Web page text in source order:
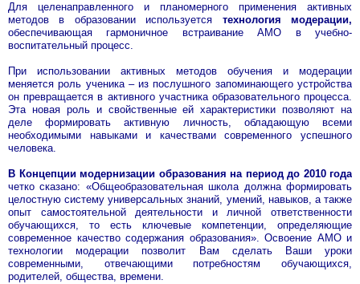
Для целенаправленного и планомерного применения активных
методов в образовании используется технология модерации,
обеспечивающая гармоничное встраивание АМО в учебно-
воспитательный процесс.
При использовании активных методов обучения и модерации
меняется роль ученика – из послушного запоминающего устройства
он превращается в активного участника образовательного процесса.
Эта новая роль и свойственные ей характеристики позволяют на
деле формировать активную личность, обладающую всеми
необходимыми навыками и качествами современного успешного
человека.
В Концепции модернизации образования на период до 2010 года
четко сказано: «Общеобразовательная школа должна формировать
целостную систему универсальных знаний, умений, навыков, а также
опыт самостоятельной деятельности и личной ответственности
обучающихся, то есть ключевые компетенции, определяющие
современное качество содержания образования». Освоение АМО и
технологии модерации позволит Вам сделать Ваши уроки
современными, отвечающими потребностям обучающихся,
родителей, общества, времени.